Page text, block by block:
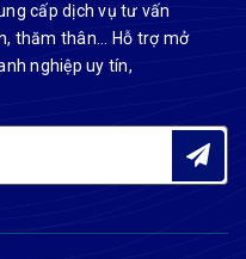
cấp dịch vụ tư vấn
thăm thân... Hỗ trợ mở
nghiệp uy tín,